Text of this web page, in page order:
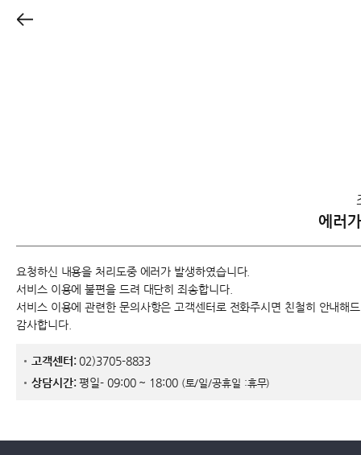
에러가
요청하신 내용을 처리도중 에러가 발생하였습니다.
서비스 이용에 불편을 드려 대단히 죄송합니다.
서비스 이용에 관련한 문의사항은 고객센터로 전화주시면 친철히 안내해
감사합니다.
고객센터:02)3705-8833
상담시간:평일- 09:00 ~ 18:00 (토/일/공휴일 :휴무)